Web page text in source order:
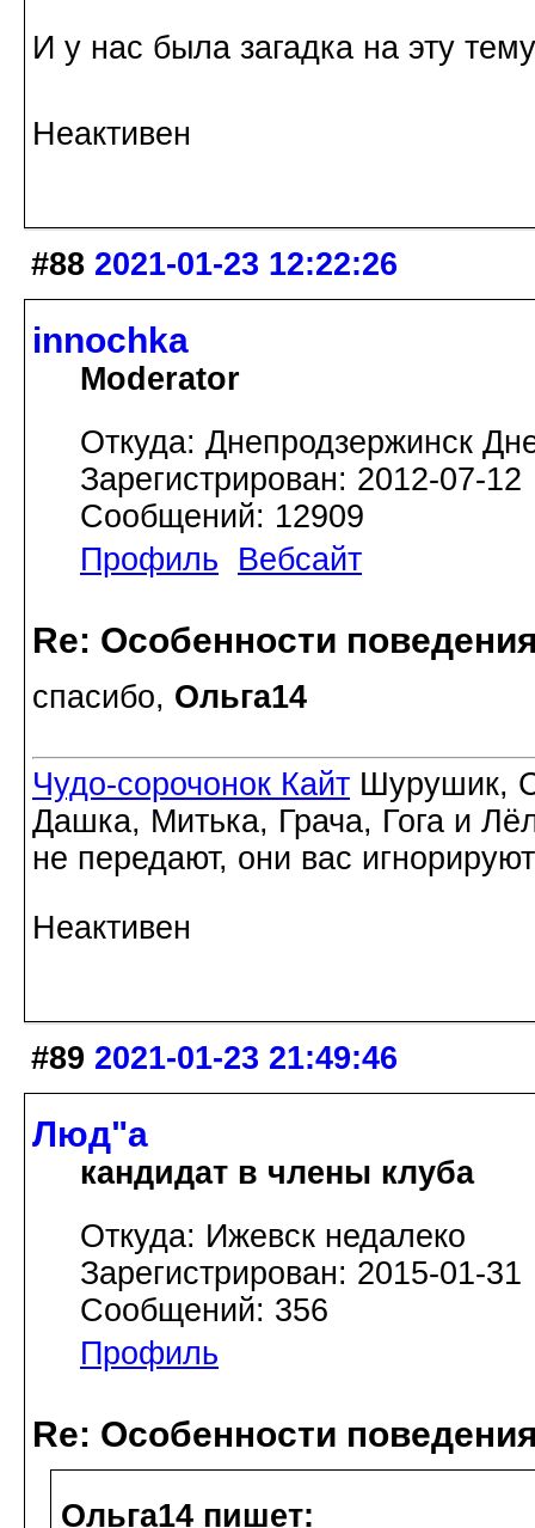
И у нас была загадка на эту
Неактивен
#88 2021-01-23 12:22:26
innochka
Moderator
Откуда: Днепродзержинск
Зарегистрирован: 2012-07-12
Сообщений: 12909
Профиль
Вебсайт
Re: Особенности
спасибо, Ольга14
Чудо-сорочонок Кайт Шурушик,
Дашка, Митька, Грача, Гога и
не передают, они вас игнорируют
Неактивен
#89 2021-01-23 21:49:46
Люд"а
кандидат в члены клуба
Откуда: Ижевск недалеко
Зарегистрирован: 2015-01-31
Сообщений: 356
Профиль
Re: Особенности
Ольга14 пишет: